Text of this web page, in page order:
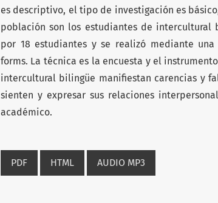
es descriptivo, el tipo de investigación es
población son los estudiantes de
por 18 estudiantes y se realizó mediante
forms. La técnica es la encuesta y el
intercultural bilingüe manifiestan carencias y
sienten y expresar sus relaciones
académico.
PDF HTML AUDIO MP3